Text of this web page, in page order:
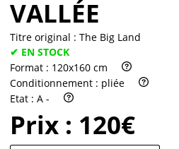
VALLÉE
Titre original : The Big Land
✔ EN STOCK
Format : 120x160 cm
Conditionnement : pliée
Etat : A -
Prix : 120€